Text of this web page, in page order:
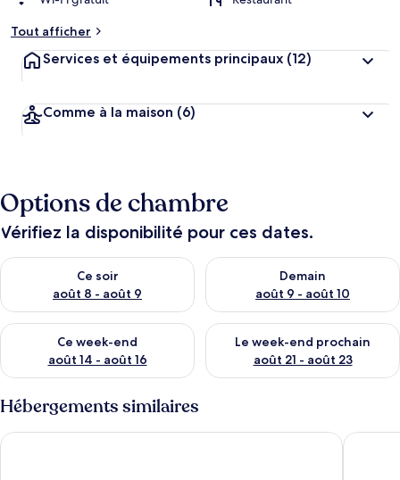
Tout afficher
Services et équipements principaux (12)
Comme à la maison (6)
Options de chambre
Vérifiez la disponibilité pour ces dates.
Ce soir
août 8 - août 9
Vérifier la disponibilité pour ce soir août 8 - août 9
Demain
août 9 - août 10
Vérifier la disponibilité pour
Ce week-end
août 14 - août 16
Vérifier la disponibilité pour ce week-end août 14 - août 16
Le week-end prochain
août 21 - août 23
Vérifier la disponibilité pour
Hébergements similaires
Hotel Bergamo Mare Mhotelsgroup Hotel